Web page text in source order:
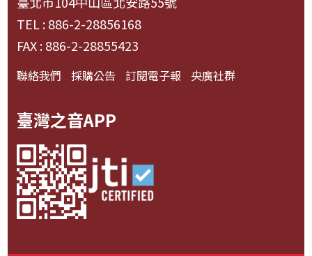
TEL : 886-2-28856168
FAX : 886-2-28855423
聯絡我們 採購公告 訂閱電子報 央廣社群
臺灣之音APP